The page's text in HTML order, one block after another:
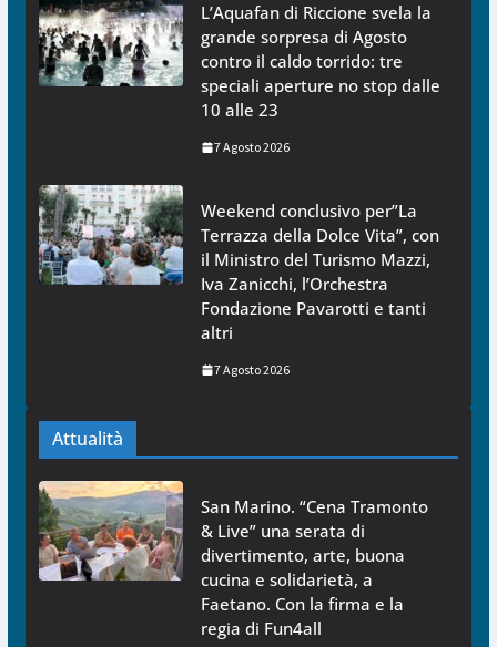
L’Aquafan di Riccione svela la
grande sorpresa di Agosto
contro il caldo torrido: tre
speciali aperture no stop dalle
10 alle 23
7 Agosto 2026
Weekend conclusivo per”La
Terrazza della Dolce Vita”, con
il Ministro del Turismo Mazzi,
Iva Zanicchi, l’Orchestra
Fondazione Pavarotti e tanti
altri
7 Agosto 2026
Attualità
San Marino. “Cena Tramonto
& Live” una serata di
divertimento, arte, buona
cucina e solidarietà, a
Faetano. Con la firma e la
regia di Fun4all